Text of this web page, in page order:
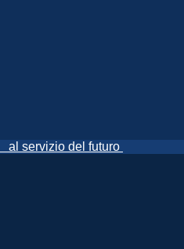
al servizio del futuro